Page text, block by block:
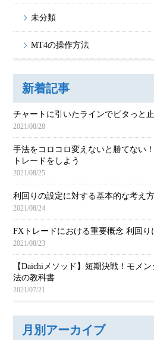
未分類
MT4の操作方法
新着記事
チャートに引いたラインでピタっと
2021/08/28
手法をコロコロ変えないと勝てない
トレードをしよう
2021/08/25
利回りの設定に対する基本的な考え方
2021/08/24
FXトレードにおける重要概念 利回り
2021/08/23
【Daichiメソッド】短期決戦！モメ
法の教科書
2021/07/21
月別アーカイブ